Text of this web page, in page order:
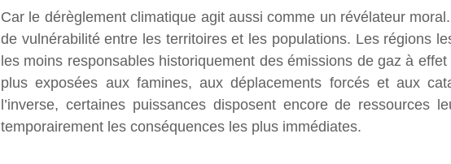
Car le dérèglement climatique agit aussi comme un révélateur
de vulnérabilité entre les territoires et les populations. Les régions
les moins responsables historiquement des émissions de gaz à
plus exposées aux famines, aux déplacements forcés et aux
l’inverse, certaines puissances disposent encore de ressources
temporairement les conséquences les plus immédiates.